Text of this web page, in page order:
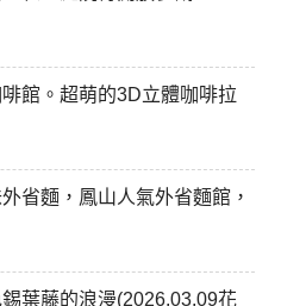
館。超萌的3D立體咖啡拉
省麵，鳳山人氣外省麵館，
葉藤的浪漫(2026.03.09花